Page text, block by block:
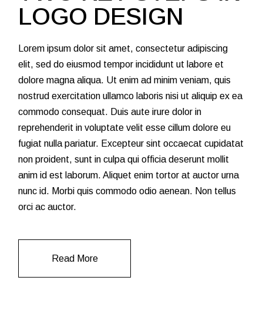
LOGO DESIGN
Lorem ipsum dolor sit amet, consectetur adipiscing
elit, sed do eiusmod tempor incididunt ut labore et
dolore magna aliqua. Ut enim ad minim veniam, quis
nostrud exercitation ullamco laboris nisi ut aliquip ex ea
commodo consequat. Duis aute irure dolor in
reprehenderit in voluptate velit esse cillum dolore eu
fugiat nulla pariatur. Excepteur sint occaecat cupidatat
non proident, sunt in culpa qui officia deserunt mollit
anim id est laborum. Aliquet enim tortor at auctor urna
nunc id. Morbi quis commodo odio aenean. Non tellus
orci ac auctor.
Read More